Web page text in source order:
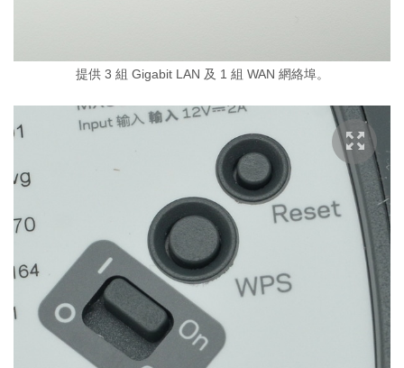
提供 3 組 Gigabit LAN 及 1 組 WAN 網絡埠。